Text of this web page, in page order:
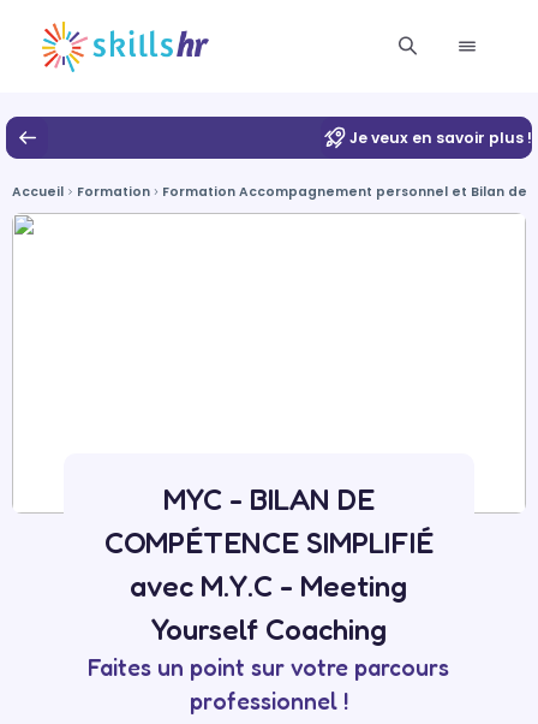
Je veux en savoir plus !
Accueil Formation Formation Accompagnement personnel et Bilan de
MYC - BILAN DE
COMPÉTENCE SIMPLIFIÉ
avec M.Y.C - Meeting
Yourself Coaching
Faites un point sur votre parcours
professionnel !